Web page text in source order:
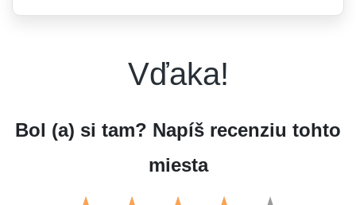
Vďaka!
Bol (a) si tam? Napíš recenziu tohto
miesta